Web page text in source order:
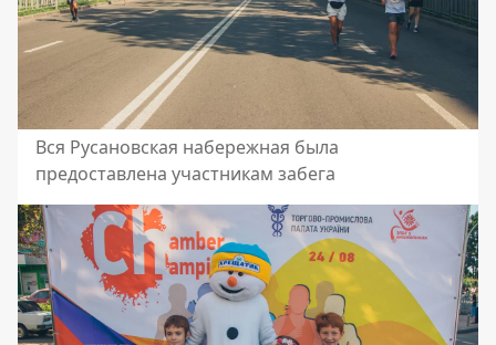
Вся Русановская набережная была
предоставлена участникам забега